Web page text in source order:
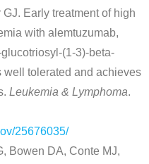
Early treatment of high
with alemtuzumab,
(1-3)-beta-
tolerated and achieves
Leukemia & Lymphoma.
25676035/
Bowen DA, Conte MJ,